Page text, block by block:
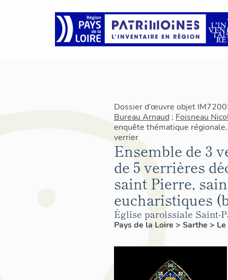
Dossier d’œuvre objet
Bureau Arnaud ; Foisneau
enquête thématique
verrier
Ensemble de 3
de 5 verrières
saint Pierre,
eucharistiques
Église paroissiale Saint-
Pays de la Loire > Sarthe >